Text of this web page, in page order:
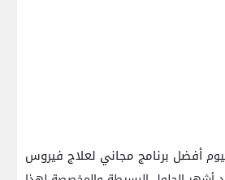
أفضل برنامج مجاني لعلاج فيروس